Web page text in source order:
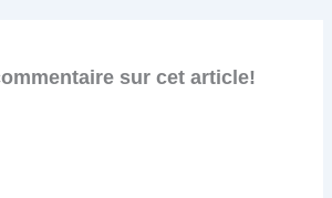
sur cet article!